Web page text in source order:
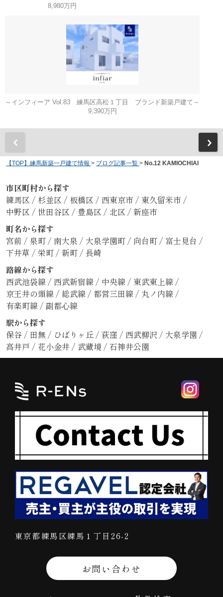
8,980万円
～インフィーア Vol.83 練馬区高松１丁目 ブランド新築戸建て～
9,390万円
【TOP】練馬新築一戸建て情報 > ブログ記事一覧 > No.12 KAMIOCHIAI
市区町村から探す
練馬区 / 杉並区 / 板橋区 / 西東京市 / 東久留米市 /
中野区 / 世田谷区 / 豊島区 / 北区 / 新座市
町名から探す
宮前 / 泉町 / 南大泉 / 大泉学園町 / 向台町 / 富士見台 /
下井草 / 栄町 / 新町 / 長崎
路線から探す
西武池袋線 / 西武新宿線 / 中央線 / 東武東上線 /
京王井の頭線 / 総武線 / 都営三田線 / 丸ノ内線 /
有楽町線 / 副都心線
駅から探す
保谷 / 田無 / ひばりヶ丘 / 荻窪 / 西武柳沢 / 大泉学園 /
高井戸 / 花小金井 / 武蔵境 / 石神井公園
東京都練馬区練馬１丁目26-2
お問い合わせ